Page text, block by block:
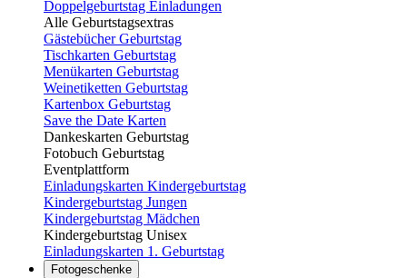
Doppelgeburtstag Einladungen
Alle Geburtstagsextras
Gästebücher Geburtstag
Tischkarten Geburtstag
Menükarten Geburtstag
Weinetiketten Geburtstag
Kartenbox Geburtstag
Save the Date Karten
Dankeskarten Geburtstag
Fotobuch Geburtstag
Eventplattform
Einladungskarten Kindergeburtstag
Kindergeburtstag Jungen
Kindergeburtstag Mädchen
Kindergeburtstag Unisex
Einladungskarten 1. Geburtstag
Fotogeschenke